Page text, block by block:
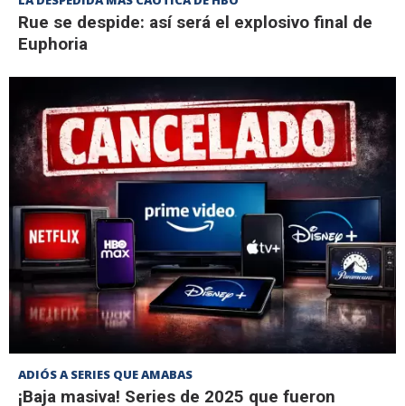
Rue se despide: así será el explosivo final de
Euphoria
ADIÓS A SERIES QUE AMABAS
¡Baja masiva! Series de 2025 que fueron